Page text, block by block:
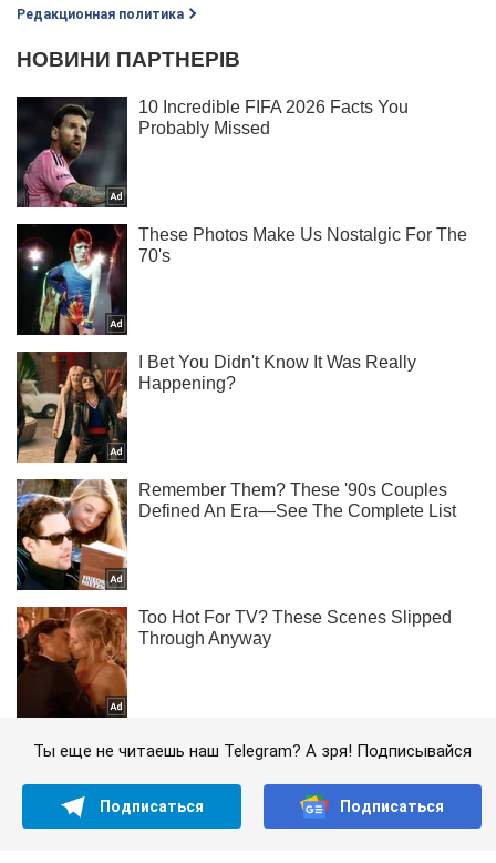
Редакционная политика
Ты еще не читаешь наш Telegram? А зря! Подписывайся
Подписаться Подписаться